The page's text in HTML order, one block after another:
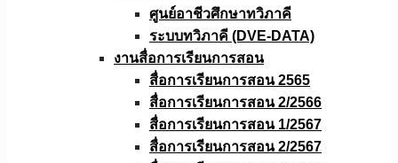
ศูนย์อาชีวศึกษาทวิภาคี
ระบบทวิภาคี (DVE-DATA)
งานสื่อการเรียนการสอน
สื่อการเรียนการสอน 2565
สื่อการเรียนการสอน 2/2566
สื่อการเรียนการสอน 1/2567
สื่อการเรียนการสอน 2/2567